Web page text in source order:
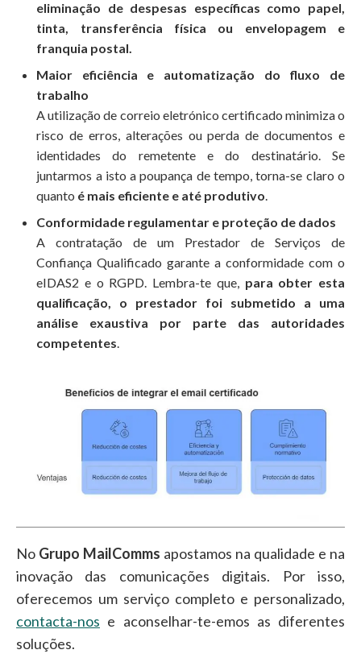
eliminação de despesas específicas como papel,
tinta, transferência física ou envelopagem e
franquia postal.
Maior eficiência e automatização do fluxo de
trabalho
A utilização de correio eletrónico certificado minimiza o
risco de erros, alterações ou perda de documentos e
identidades do remetente e do destinatário. Se
juntarmos a isto a poupança de tempo, torna-se claro o
quanto é mais eficiente e até produtivo.
Conformidade regulamentar e proteção de dados
A contratação de um Prestador de Serviços de
Confiança Qualificado garante a conformidade com o
eIDAS2 e o RGPD. Lembra-te que, para obter esta
qualificação, o prestador foi submetido a uma
análise exaustiva por parte das autoridades
competentes.
No Grupo MailComms apostamos na qualidade e na
inovação das comunicações digitais. Por isso,
oferecemos um serviço completo e personalizado,
contacta-nos e aconselhar-te-emos as diferentes
soluções.